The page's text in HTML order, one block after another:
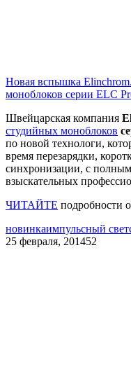
Новая вспышка
моноблоков серии ELC
Швейцарская компания
студийных моноблоков
по новой технологи,
время перезарядки,
синхронизации, с
взыскательных
ЧИТАЙТЕ подробности
новинкаимпульсный свет
25 февраля, 201452